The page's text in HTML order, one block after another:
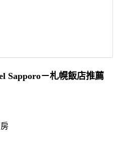
Sapporo－札幌飯店推薦